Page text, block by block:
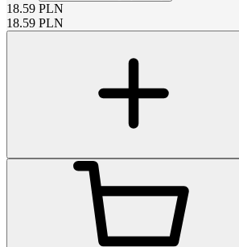
18.59 PLN
18.59 PLN